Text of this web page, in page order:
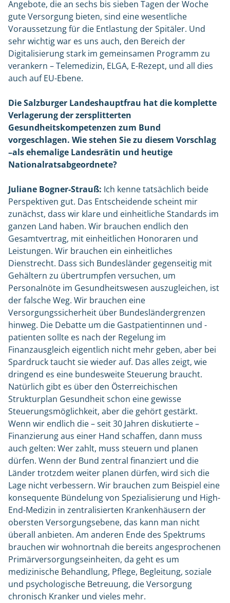
Angebote, die an sechs bis sieben Tagen der Woche
gute Versorgung bieten, sind eine wesentliche
Voraussetzung für die Entlastung der Spitäler. Und
sehr wichtig war es uns auch, den Bereich der
Digitalisierung stark im gemeinsamen Programm zu
verankern – Telemedizin, ELGA, E-Rezept, und all dies
auch auf EU-Ebene.
Die Salzburger Landeshauptfrau hat die komplette
Verlagerung der zersplitterten
Gesundheitskompetenzen zum Bund
vorgeschlagen. Wie stehen Sie zu diesem Vorschlag
–als ehemalige Landesrätin und heutige
Nationalratsabgeordnete?
Juliane Bogner-Strauß: Ich kenne tatsächlich beide
Perspektiven gut. Das Entscheidende scheint mir
zunächst, dass wir klare und einheitliche Standards im
ganzen Land haben. Wir brauchen endlich den
Gesamtvertrag, mit einheitlichen Honoraren und
Leistungen. Wir brauchen ein einheitliches
Dienstrecht. Dass sich Bundesländer gegenseitig mit
Gehältern zu übertrumpfen versuchen, um
Personalnöte im Gesundheitswesen auszugleichen, ist
der falsche Weg. Wir brauchen eine
Versorgungssicherheit über Bundesländergrenzen
hinweg. Die Debatte um die Gastpatientinnen und -
patienten sollte es nach der Regelung im
Finanzausgleich eigentlich nicht mehr geben, aber bei
Spardruck taucht sie wieder auf. Das alles zeigt, wie
dringend es eine bundesweite Steuerung braucht.
Natürlich gibt es über den Österreichischen
Strukturplan Gesundheit schon eine gewisse
Steuerungsmöglichkeit, aber die gehört gestärkt.
Wenn wir endlich die – seit 30 Jahren diskutierte –
Finanzierung aus einer Hand schaffen, dann muss
auch gelten: Wer zahlt, muss steuern und planen
dürfen. Wenn der Bund zentral finanziert und die
Länder trotzdem weiter planen dürfen, wird sich die
Lage nicht verbessern. Wir brauchen zum Beispiel eine
konsequente Bündelung von Spezialisierung und High-
End-Medizin in zentralisierten Krankenhäusern der
obersten Versorgungsebene, das kann man nicht
überall anbieten. Am anderen Ende des Spektrums
brauchen wir wohnortnah die bereits angesprochenen
Primärversorgungseinheiten, da geht es um
medizinische Behandlung, Pflege, Begleitung, soziale
und psychologische Betreuung, die Versorgung
chronisch Kranker und vieles mehr.